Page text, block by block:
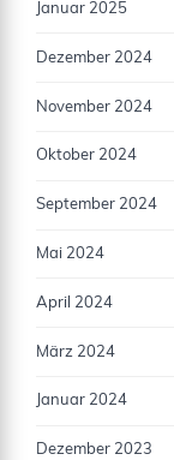
Januar 2025
Dezember 2024
November 2024
Oktober 2024
September 2024
Mai 2024
April 2024
März 2024
Januar 2024
Dezember 2023